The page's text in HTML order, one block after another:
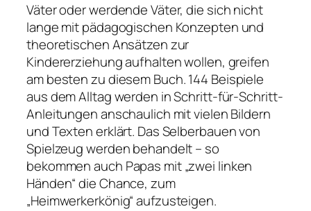
Väter oder werdende Väter, die sich nicht
lange mit pädagogischen Konzepten und
theoretischen Ansätzen zur
Kindererziehung aufhalten wollen, greifen
am besten zu diesem Buch. 144 Beispiele
aus dem Alltag werden in Schritt-für-Schritt-
Anleitungen anschaulich mit vielen Bildern
und Texten erklärt. Das Selberbauen von
Spielzeug werden behandelt – so
bekommen auch Papas mit „zwei linken
Händen“ die Chance, zum
„Heimwerkerkönig“ aufzusteigen.